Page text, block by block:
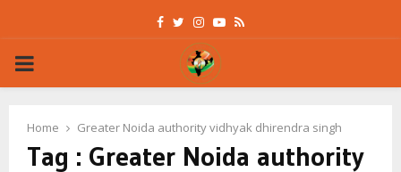
Facebook
Twitter
Instagram
Youtube
Rss
PRIMARY
Home Greater Noida authority vidhyak dhirendra singh
Tag : Greater Noida authority